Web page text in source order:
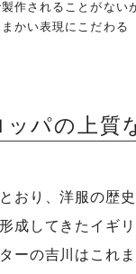
製作されることがな
かい表現にこだわる
ッパの上質
おり、洋服の歴
成してきたイギ
ーの吉川はこれ